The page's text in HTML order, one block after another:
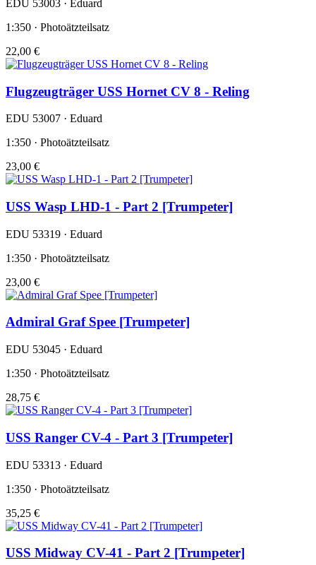
EDU 53003 · Eduard
1:350 · Photoätzteilsatz
22,00 €
Flugzeugträger USS Hornet CV 8 - Reling
EDU 53007 · Eduard
1:350 · Photoätzteilsatz
23,00 €
USS Wasp LHD-1 - Part 2 [Trumpeter]
EDU 53319 · Eduard
1:350 · Photoätzteilsatz
23,00 €
Admiral Graf Spee [Trumpeter]
EDU 53045 · Eduard
1:350 · Photoätzteilsatz
28,75 €
USS Ranger CV-4 - Part 3 [Trumpeter]
EDU 53313 · Eduard
1:350 · Photoätzteilsatz
35,25 €
USS Midway CV-41 - Part 2 [Trumpeter]